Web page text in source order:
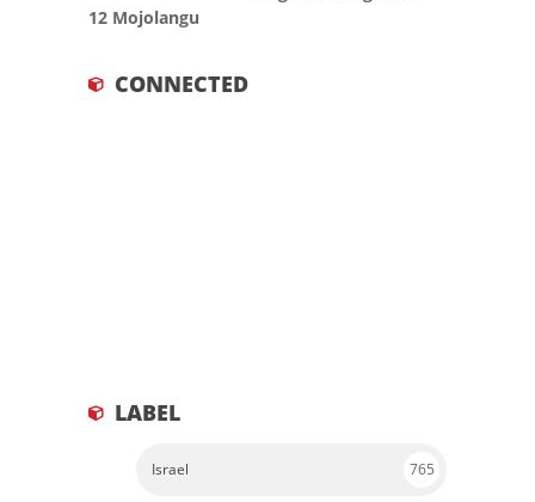
12 Mojolangu
CONNECTED
LABEL
Israel 765